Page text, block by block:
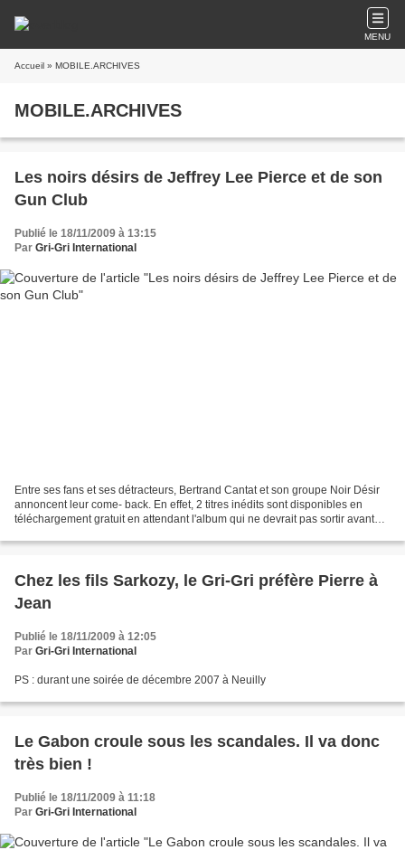
MENU
Accueil » MOBILE.ARCHIVES
MOBILE.ARCHIVES
Les noirs désirs de Jeffrey Lee Pierce et de son
Gun Club
Publié le 18/11/2009 à 13:15
Par Gri-Gri International
Entre ses fans et ses détracteurs, Bertrand Cantat et son groupe Noir Désir
annoncent leur come- back. En effet, 2 titres inédits sont disponibles en
téléchargement gratuit en attendant l'album qui ne devrait pas sortir avant
Chez les fils Sarkozy, le Gri-Gri préfère Pierre à
Jean
Publié le 18/11/2009 à 12:05
Par Gri-Gri International
PS : durant une soirée de décembre 2007 à Neuilly
Le Gabon croule sous les scandales. Il va donc
très bien !
Publié le 18/11/2009 à 11:18
Par Gri-Gri International